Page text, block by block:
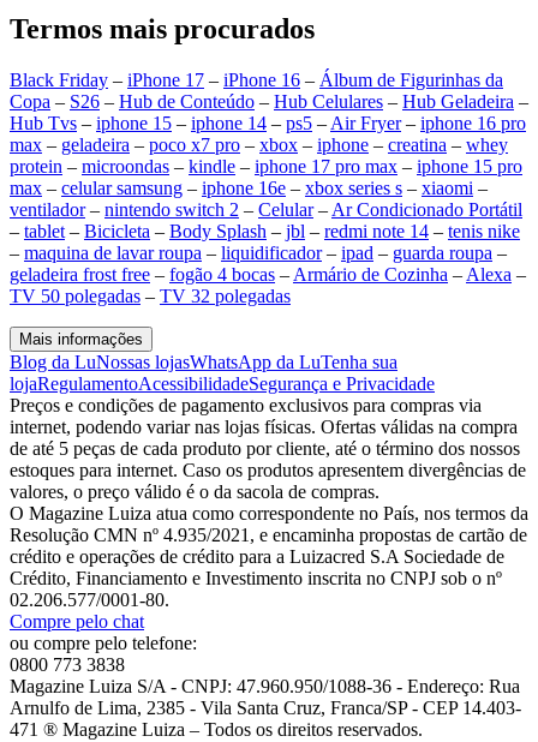
Termos mais procurados
Black Friday – iPhone 17 – iPhone 16 – Álbum de Figurinhas da
Copa – S26 – Hub de Conteúdo – Hub Celulares – Hub Geladeira –
Hub Tvs – iphone 15 – iphone 14 – ps5 – Air Fryer– iphone 16 pro
max – geladeira – poco x7 pro – xbox – iphone – creatina – whey
protein – microondas – kindle – iphone 17 pro max – iphone 15 pro
max – celular samsung – iphone 16e – xbox series s – xiaomi –
ventilador– nintendo switch 2 – Celular– Ar Condicionado Portátil
– tablet – Bicicleta – Body Splash – jbl – redmi note 14 – tenis nike
– maquina de lavar roupa – liquidificador– ipad – guarda roupa –
geladeira frost free – fogão 4 bocas – Armário de Cozinha – Alexa –
TV 50 polegadas – TV 32 polegadas
Mais informações
Blog da LuNossas lojasWhatsApp da LuTenha sua
lojaRegulamentoAcessibilidadeSegurança e Privacidade
Preços e condições de pagamento exclusivos para compras via
internet, podendo variar nas lojas físicas. Ofertas válidas na compra
de até 5 peças de cada produto por cliente, até o término dos nossos
estoques para internet. Caso os produtos apresentem divergências de
valores, o preço válido é o da sacola de compras.
O Magazine Luiza atua como correspondente no País, nos termos da
Resolução CMN nº 4.935/2021, e encaminha propostas de cartão de
crédito e operações de crédito para a Luizacred S.A Sociedade de
Crédito, Financiamento e Investimento inscrita no CNPJ sob o nº
02.206.577/0001-80.
Compre pelo chat
ou compre pelo telefone:
0800 773 3838
Magazine Luiza S/A - CNPJ: 47.960.950/1088-36 - Endereço: Rua
Arnulfo de Lima, 2385 - Vila Santa Cruz, Franca/SP - CEP 14.403-
471 ® Magazine Luiza – Todos os direitos reservados.